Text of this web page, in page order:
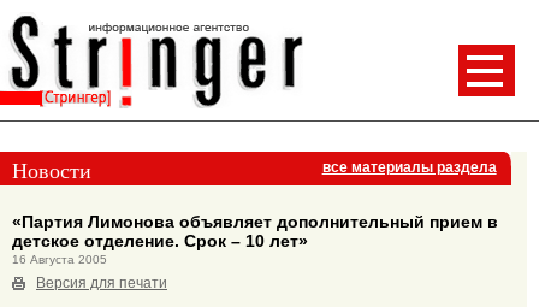
Новости все материалы раздела
«Партия Лимонова объявляет дополнительный прием в
детское отделение. Срок – 10 лет»
16 Августа 2005
Версия для печати